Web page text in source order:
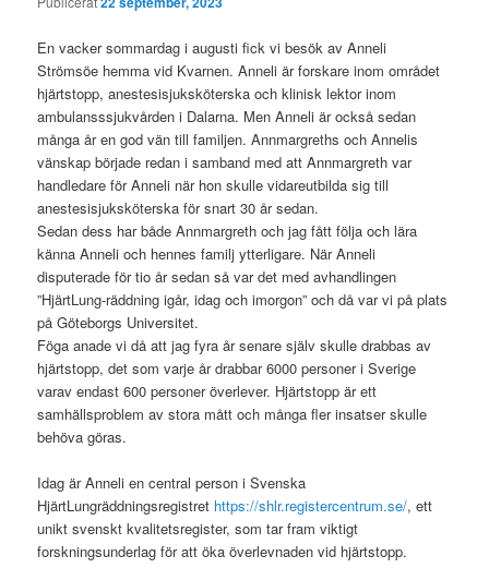
En vacker sommardag i augusti fick vi besök av Anneli
Strömsöe hemma vid Kvarnen. Anneli är forskare inom området
hjärtstopp, anestesisjuksköterska och klinisk lektor inom
ambulansssjukvården i Dalarna. Men Anneli är också sedan
många år en god vän till familjen. Annmargreths och Annelis
vänskap började redan i samband med att Annmargreth var
handledare för Anneli när hon skulle vidareutbilda sig till
anestesisjuksköterska för snart 30 år sedan.
Sedan dess har både Annmargreth och jag fått följa och lära
känna Anneli och hennes familj ytterligare. När Anneli
disputerade för tio år sedan så var det med avhandlingen
”HjärtLung-räddning igår, idag och imorgon” och då var vi på plats
på Göteborgs Universitet.
Föga anade vi då att jag fyra år senare själv skulle drabbas av
hjärtstopp, det som varje år drabbar 6000 personer i Sverige
varav endast 600 personer överlever. Hjärtstopp är ett
samhällsproblem av stora mått och många fler insatser skulle
behöva göras.
Idag är Anneli en central person i Svenska
HjärtLungräddningsregistret https://shlr.registercentrum.se/, ett
unikt svenskt kvalitetsregister, som tar fram viktigt
forskningsunderlag för att öka överlevnaden vid hjärtstopp.